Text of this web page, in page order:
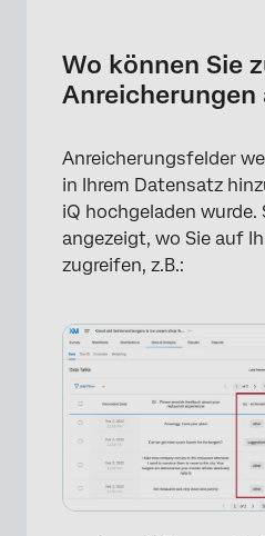
Wo können Sie
Anreicherungen
Anreicherungsfelder
in Ihrem Datensatz
iQ hochgeladen
angezeigt, wo Sie auf
zugreifen, z.B.: